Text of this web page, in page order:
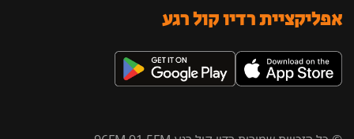
אפליקציית רדיו קול רגע